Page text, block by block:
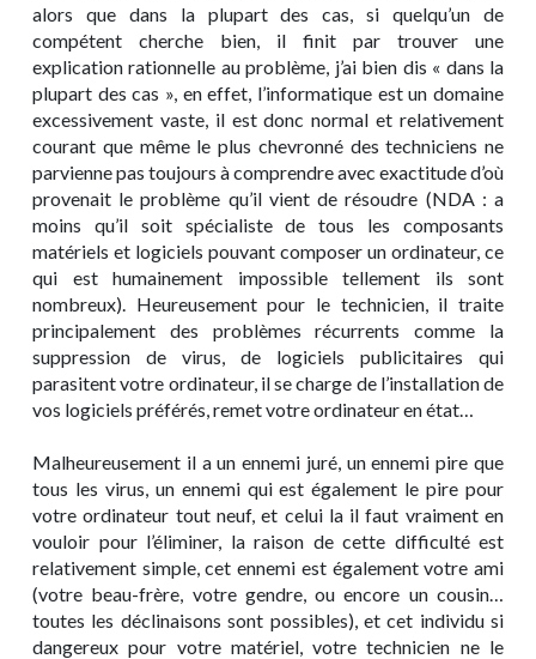
alors que dans la plupart des cas, si quelqu’un de
compétent cherche bien, il finit par trouver une
explication rationnelle au problème, j’ai bien dis « dans la
plupart des cas », en effet, l’informatique est un domaine
excessivement vaste, il est donc normal et relativement
courant que même le plus chevronné des techniciens ne
parvienne pas toujours à comprendre avec exactitude d’où
provenait le problème qu’il vient de résoudre (NDA : a
moins qu’il soit spécialiste de tous les composants
matériels et logiciels pouvant composer un ordinateur, ce
qui est humainement impossible tellement ils sont
nombreux). Heureusement pour le technicien, il traite
principalement des problèmes récurrents comme la
suppression de virus, de logiciels publicitaires qui
parasitent votre ordinateur, il se charge de l’installation de
vos logiciels préférés, remet votre ordinateur en état…
Malheureusement il a un ennemi juré, un ennemi pire que
tous les virus, un ennemi qui est également le pire pour
votre ordinateur tout neuf, et celui la il faut vraiment en
vouloir pour l’éliminer, la raison de cette difficulté est
relativement simple, cet ennemi est également votre ami
(votre beau-frère, votre gendre, ou encore un cousin…
toutes les déclinaisons sont possibles), et cet individu si
dangereux pour votre matériel, votre technicien ne le